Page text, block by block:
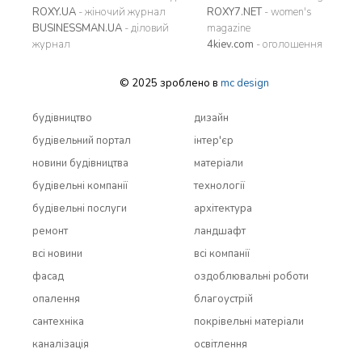
ROXY.UA - жіночий журнал
BUSINESSMAN.UA - діловий
журнал
ROXY7.NET- women's
magazine
4kiev.com - оголошення
© 2025 зроблено в mc design
будівництво
будівельний портал
новини будівництва
будівельні компанії
будівельні послуги
ремонт
всi новини
дизайн
інтер'єр
матеріали
технології
архітектура
ландшафт
всi компанії
фасад
опалення
сантехніка
каналізація
оздоблювальні роботи
благоустрій
покрівельні матеріали
освітлення